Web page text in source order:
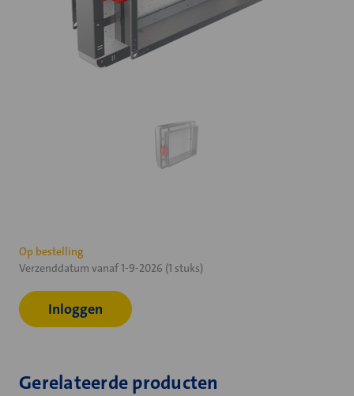
Huidige
voorraad:
Op bestelling
Verzenddatum vanaf 1-9-2026 (1 stuks)
Inloggen
Gerelateerde producten